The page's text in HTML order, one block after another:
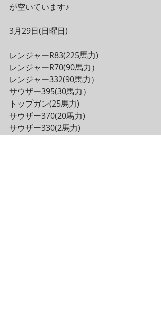
が空いています♪
3月29日(日曜日)
レンジャーR83(225馬力)
レンジャーR70(90馬力）
レンジャー332(90馬力）
サウザー395(30馬力）
トップガン(25馬力)
サウザー370(20馬力)
サウザー330(2馬力)